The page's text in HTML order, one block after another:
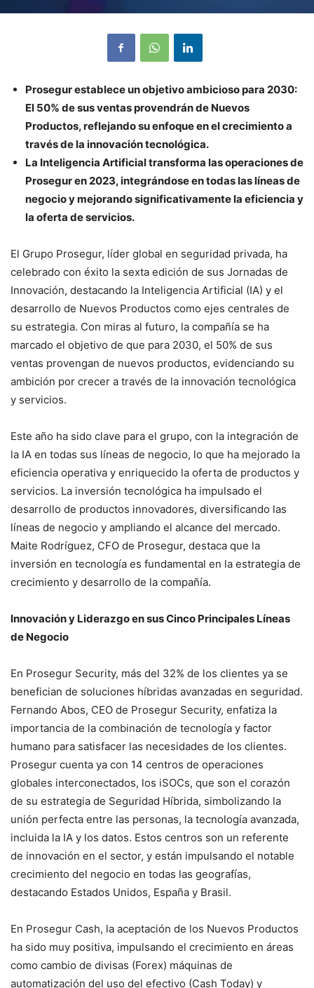
Prosegur establece un objetivo ambicioso para 2030:
El 50% de sus ventas provendrán de Nuevos
Productos, reflejando su enfoque en el crecimiento a
través de la innovación tecnológica.
La Inteligencia Artificial transforma las operaciones de
Prosegur en 2023, integrándose en todas las líneas de
negocio y mejorando significativamente la eficiencia y
la oferta de servicios.
El Grupo Prosegur, líder global en seguridad privada, ha
celebrado con éxito la sexta edición de sus Jornadas de
Innovación, destacando la Inteligencia Artificial (IA) y el
desarrollo de Nuevos Productos como ejes centrales de
su estrategia. Con miras al futuro, la compañía se ha
marcado el objetivo de que para 2030, el 50% de sus
ventas provengan de nuevos productos, evidenciando su
ambición por crecer a través de la innovación tecnológica
y servicios.
Este año ha sido clave para el grupo, con la integración de
la IA en todas sus líneas de negocio, lo que ha mejorado la
eficiencia operativa y enriquecido la oferta de productos y
servicios. La inversión tecnológica ha impulsado el
desarrollo de productos innovadores, diversificando las
líneas de negocio y ampliando el alcance del mercado.
Maite Rodríguez, CFO de Prosegur, destaca que la
inversión en tecnología es fundamental en la estrategia de
crecimiento y desarrollo de la compañía.
Innovación y Liderazgo en sus Cinco Principales Líneas
de Negocio
En Prosegur Security, más del 32% de los clientes ya se
benefician de soluciones híbridas avanzadas en seguridad.
Fernando Abos, CEO de Prosegur Security, enfatiza la
importancia de la combinación de tecnología y factor
humano para satisfacer las necesidades de los clientes.
Prosegur cuenta ya con 14 centros de operaciones
globales interconectados, los iSOCs, que son el corazón
de su estrategia de Seguridad Híbrida, simbolizando la
unión perfecta entre las personas, la tecnología avanzada,
incluida la IA y los datos. Estos centros son un referente
de innovación en el sector, y están impulsando el notable
crecimiento del negocio en todas las geografías,
destacando Estados Unidos, España y Brasil.
En Prosegur Cash, la aceptación de los Nuevos Productos
ha sido muy positiva, impulsando el crecimiento en áreas
como cambio de divisas (Forex) máquinas de
automatización del uso del efectivo (Cash Today) y